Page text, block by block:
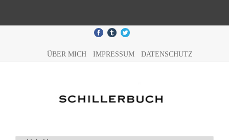
ÜBER MICH IMPRESSUM DATENSCHUTZ